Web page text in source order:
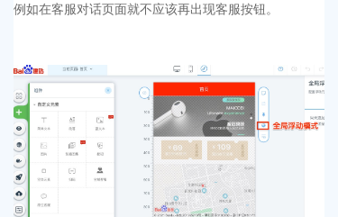
例如在客服对话页面就不应该再出现客服按钮。